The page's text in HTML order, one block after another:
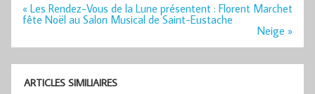
Navigation
de
« Les Rendez-Vous de la Lune présentent : Florent Marchet
fête Noël au Salon Musical de Saint-Eustache
Neige »
ARTICLES SIMILIAIRES